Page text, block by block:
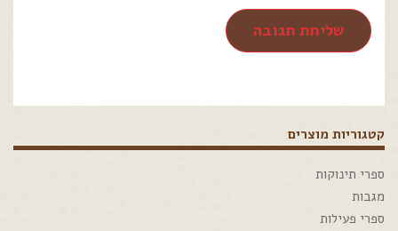
קטגוריות מוצרים
ספרי תינוקות
מגבות
ספרי פעילות